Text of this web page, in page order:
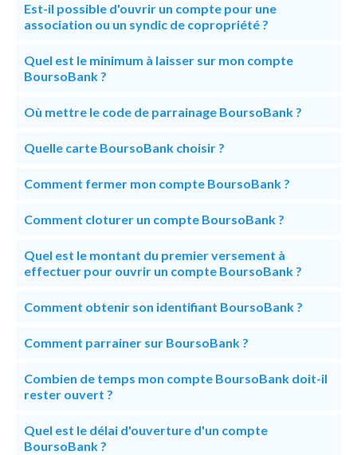
Est-il possible d'ouvrir un compte pour une
association ou un syndic de copropriété ?
Quel est le minimum à laisser sur mon compte
BoursoBank ?
Où mettre le code de parrainage BoursoBank ?
Quelle carte BoursoBank choisir ?
Comment fermer mon compte BoursoBank ?
Comment cloturer un compte BoursoBank ?
Quel est le montant du premier versement à
effectuer pour ouvrir un compte BoursoBank ?
Comment obtenir son identifiant BoursoBank ?
Comment parrainer sur BoursoBank ?
Combien de temps mon compte BoursoBank doit-il
rester ouvert ?
Quel est le délai d'ouverture d'un compte
BoursoBank ?